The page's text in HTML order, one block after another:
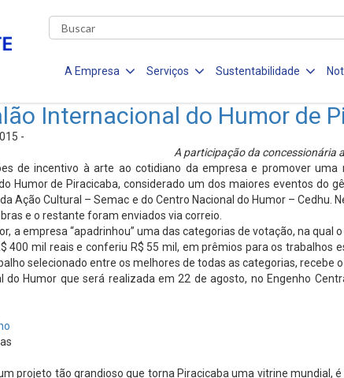
A Empresa Serviços Sustentabilidade
Internacional do Humor de
-
A participação da concessionária
de incentivo à arte ao cotidiano da empresa e promover
Humor de Piracicaba, considerado um dos maiores eventos do
Ação Cultural – Semac e do Centro Nacional do Humor –
e o restante foram enviados via correio.
a empresa “apadrinhou” uma das categorias de votação, na
400 mil reais e conferiu R$ 55 mil, em prêmios para os trabalhos
selecionado entre os melhores de todas as categorias,
do Humor que será realizada em 22 de agosto, no Engenho
projeto tão grandioso que torna Piracicaba uma vitrine